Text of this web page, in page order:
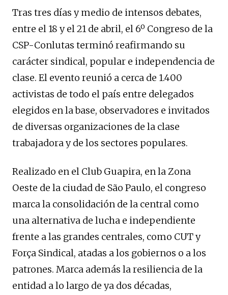
Tras tres días y medio de intensos debates,
entre el 18 y el 21 de abril, el 6º Congreso de la
CSP-Conlutas terminó reafirmando su
carácter sindical, popular e independencia de
clase. El evento reunió a cerca de 1.400
activistas de todo el país entre delegados
elegidos en la base, observadores e invitados
de diversas organizaciones de la clase
trabajadora y de los sectores populares.
Realizado en el Club Guapira, en la Zona
Oeste de la ciudad de São Paulo, el congreso
marca la consolidación de la central como
una alternativa de lucha e independiente
frente a las grandes centrales, como CUT y
Força Sindical, atadas a los gobiernos o a los
patrones. Marca además la resiliencia de la
entidad a lo largo de ya dos décadas,